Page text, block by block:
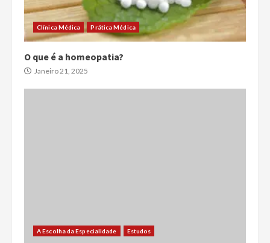
Clínica Médica Prática Médica
O que é a homeopatia?
Janeiro 21, 2025
A Escolha da Especialidade Estudos